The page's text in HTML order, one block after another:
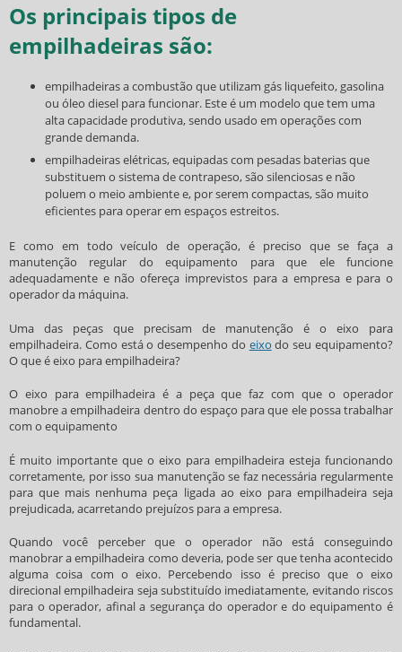
Os principais tipos de
empilhadeiras são:
empilhadeiras a combustão que utilizam gás liquefeito, gasolina
ou óleo diesel para funcionar. Este é um modelo que tem uma
alta capacidade produtiva, sendo usado em operações com
grande demanda.
empilhadeiras elétricas, equipadas com pesadas baterias que
substituem o sistema de contrapeso, são silenciosas e não
poluem o meio ambiente e, por serem compactas, são muito
eficientes para operar em espaços estreitos.
E como em todo veículo de operação, é preciso que se faça a
manutenção regular do equipamento para que ele funcione
adequadamente e não ofereça imprevistos para a empresa e para o
operador da máquina.
Uma das peças que precisam de manutenção é o eixo para
empilhadeira. Como está o desempenho do eixo do seu equipamento?
O que éeixo para empilhadeira?
O eixo para empilhadeira é a peça que faz com que o operador
manobre a empilhadeira dentro do espaço para que ele possa trabalhar
com o equipamento
É muito importante que o eixo para empilhadeira esteja funcionando
corretamente, por isso sua manutenção se faz necessária regularmente
para que mais nenhuma peça ligada ao eixo para empilhadeiraseja
prejudicada, acarretando prejuízos para a empresa.
Quando você perceber que o operador não está conseguindo
manobrar a empilhadeira como deveria, pode ser que tenha acontecido
alguma coisa com o eixo. Percebendo isso é preciso que o eixo
direcional empilhadeira seja substituído imediatamente, evitando riscos
para o operador, afinal a segurança do operador e do equipamento é
fundamental.